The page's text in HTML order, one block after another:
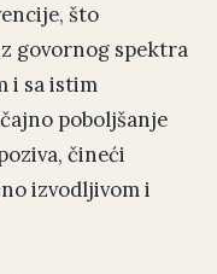
što
govornog spektra
i sa istim
poboljšanje
čineći
izvodljivom i